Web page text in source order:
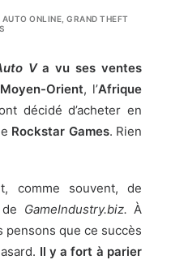
AUTO ONLINE GRAND THEFT
Va vu ses ventes
Moyen-Orient, l’Afrique
décidé d’acheter en
Rockstar Games. Rien
comme souvent, de
GameIndustry.biz. À
pensons que ce succès
Il y a fort à parier